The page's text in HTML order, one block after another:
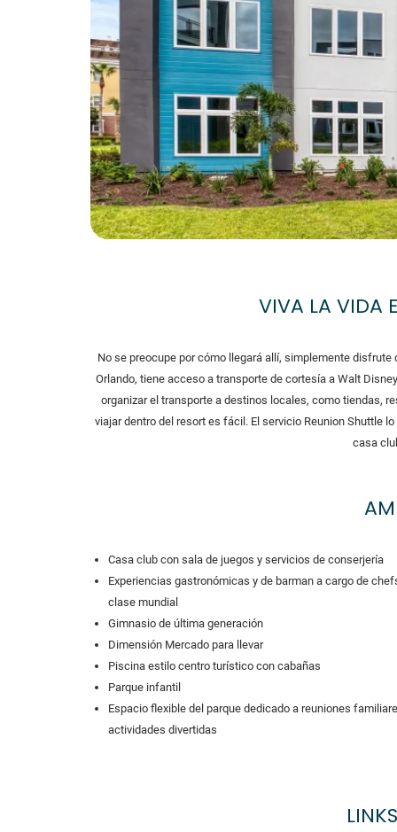
VIVA LA VIDA
No se preocupe por cómo llegará allí, simplemente
Orlando, tiene acceso a transporte de cortesía a Walt
organizar el transporte a destinos locales, como tiendas,
viajar dentro del resort es fácil. El servicio Reunion Shuttle
casa
Casa club con sala de juegos y servicios de conserjería
Experiencias gastronómicas y de barman a cargo de
clase mundial
Gimnasio de última generación
Dimensión Mercado para llevar
Piscina estilo centro turístico con cabañas
Parque infantil
Espacio flexible del parque dedicado a reuniones
actividades divertidas